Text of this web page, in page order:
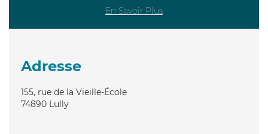
En Savoir Plus
Adresse
155, rue de la Vieille-École
74890 Lully